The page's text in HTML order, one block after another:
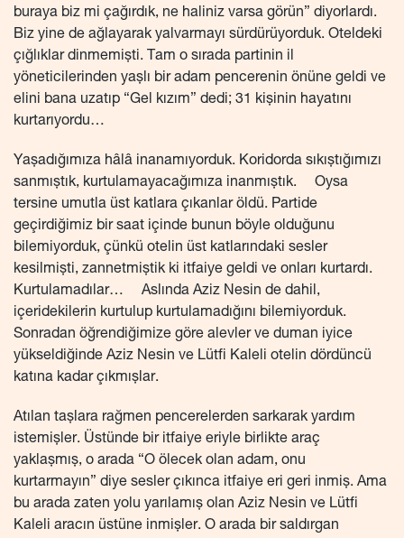
buraya biz mi çağırdık, ne haliniz varsa görün” diyorlardı.
Biz yine de ağlayarak yalvarmayı sürdürüyorduk. Oteldeki
çığlıklar dinmemişti. Tam o sırada partinin il
yöneticilerinden yaşlı bir adam pencerenin önüne geldi ve
elini bana uzatıp “Gel kızım” dedi; 31 kişinin hayatını
kurtarıyordu…
Yaşadığımıza hâlâ inanamıyorduk. Koridorda sıkıştığımızı
sanmıştık, kurtulamayacağımıza inanmıştık. Oysa
tersine umutla üst katlara çıkanlar öldü. Partide
geçirdiğimiz bir saat içinde bunun böyle olduğunu
bilemiyorduk, çünkü otelin üst katlarındaki sesler
kesilmişti, zannetmiştik ki itfaiye geldi ve onları kurtardı.
Kurtulamadılar… Aslında Aziz Nesin de dahil,
içeridekilerin kurtulup kurtulamadığını bilemiyorduk.
Sonradan öğrendiğimize göre alevler ve duman iyice
yükseldiğinde Aziz Nesin ve Lütfi Kaleli otelin dördüncü
katına kadar çıkmışlar.
Atılan taşlara rağmen pencerelerden sarkarak yardım
istemişler. Üstünde bir itfaiye eriyle birlikte araç
yaklaşmış, o arada “O ölecek olan adam, onu
kurtarmayın” diye sesler çıkınca itfaiye eri geri inmiş. Ama
bu arada zaten yolu yarılamış olan Aziz Nesin ve Lütfi
Kaleli aracın üstüne inmişler. O arada bir saldırgan